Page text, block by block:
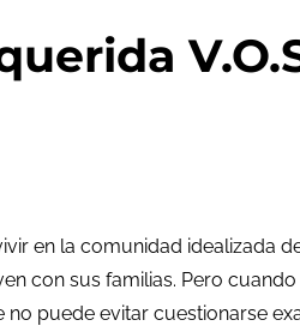
en la comunidad
con sus familias. Pero
puede evitar cuestionarse